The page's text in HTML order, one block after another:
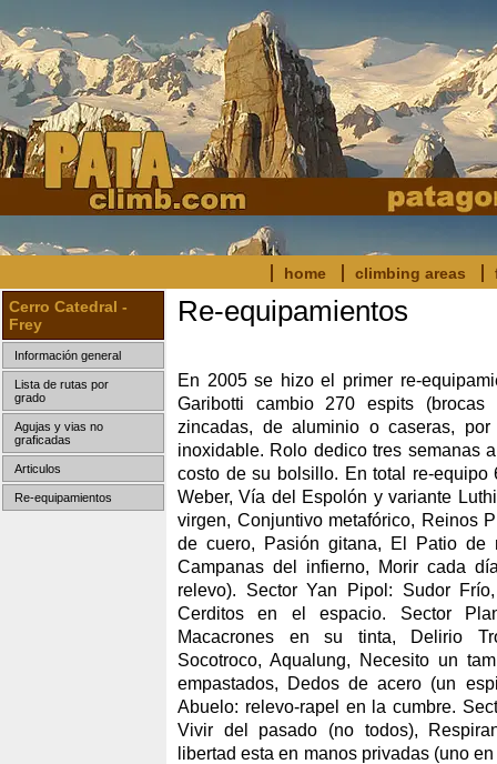
home climbing areas
Cerro Catedral -
Frey
Información general
Lista de rutas por
grado
Agujas y vias no
graficadas
Articulos
Re-equipamientos
Re-equipamientos
En 2005 se hizo el primer re-
Garibotti cambio 270 espits (brocas
zincadas, de aluminio o caseras,
inoxidable. Rolo dedico tres semanas
costo de su bolsillo. En total re-equipo
Weber, Vía del Espolón y variante
virgen, Conjuntivo metafórico, Reinos
de cuero, Pasión gitana, El Patio de
Campanas del infierno, Morir cada
relevo). Sector Yan Pipol: Sudor
Cerditos en el espacio. Sector
Macacrones en su tinta, Delirio
Socotroco, Aqualung, Necesito un
empastados, Dedos de acero (un
Abuelo: relevo-rapel en la cumbre.
Vivir del pasado (no todos),
libertad esta en manos privadas (uno